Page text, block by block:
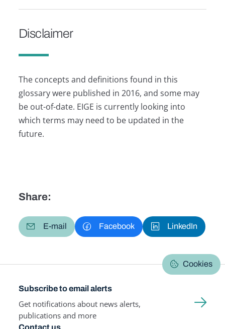
Disclaimer
The concepts and definitions found in this
glossary were published in 2016, and some may
be out-of-date. EIGE is currently looking into
which terms may need to be updated in the
future.
Share:
E-mail Facebook LinkedIn
Cookies
Subscribe to email alerts
Get notifications about news alerts,
publications and more